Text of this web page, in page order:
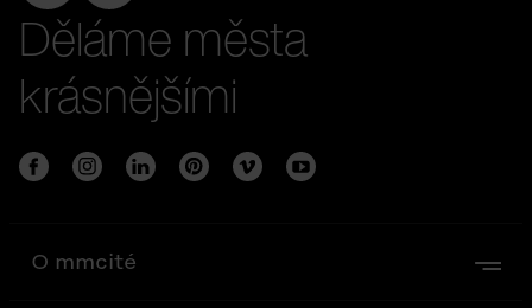
Děláme města
krásnějšími
O mmcité